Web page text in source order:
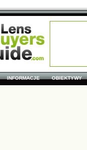
INFORMACJE OBIEKTYWY